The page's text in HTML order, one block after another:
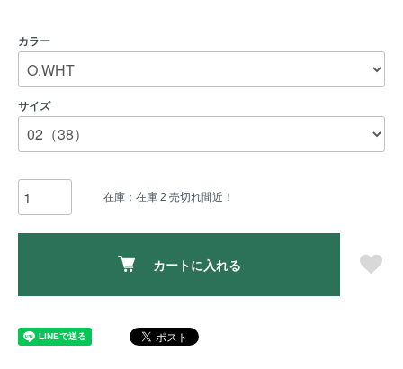
カラー
サイズ
在庫：在庫 2 売切れ間近！
カートに入れる